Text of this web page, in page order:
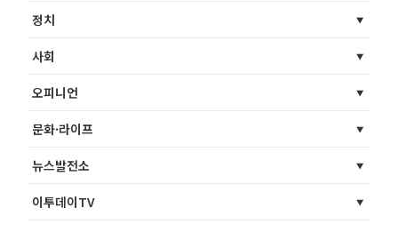
정치
사회
오피니언
문화·라이프
뉴스발전소
이투데이TV